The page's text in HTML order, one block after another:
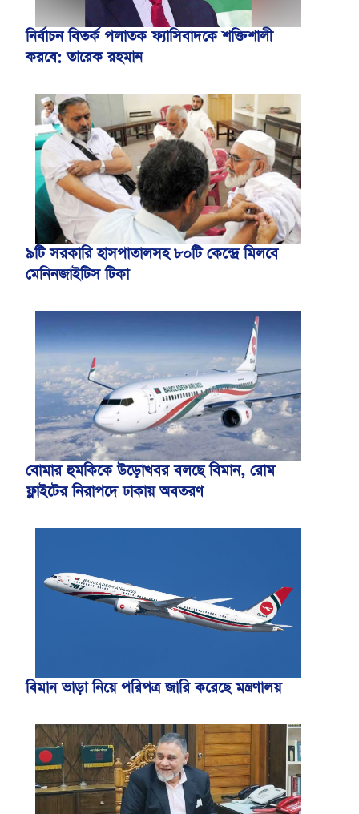
নির্বাচন বিতর্ক পলাতক ফ্যাসিবাদকে শক্তিশালী
করবে: তারেক রহমান
৯টি সরকারি হাসপাতালসহ ৮০টি কেন্দ্রে মিলবে
মেনিনজাইটিস টিকা
বোমার হুমকিকে উড়োখবর বলছে বিমান, রোম
ফ্লাইটের নিরাপদে ঢাকায় অবতরণ
বিমান ভাড়া নিয়ে পরিপত্র জারি করেছে মন্ত্রণালয়